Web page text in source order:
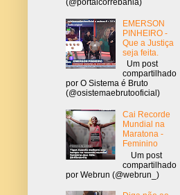
(@portalcorrebahia)
EMERSON
PINHEIRO -
Que a Justiça
seja feita.
Um post
compartilhado
por O Sistema é Bruto
(@osistemaebrutooficial)
Cai Recorde
Mundial na
Maratona -
Feminino
Um post
compartilhado
por Webrun (@webrun_)